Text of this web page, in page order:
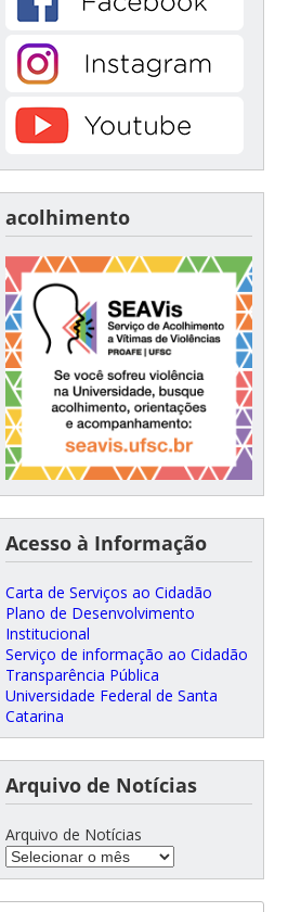
acolhimento
Acesso à Informação
Carta de Serviços ao Cidadão
Plano de Desenvolvimento
Institucional
Serviço de informação ao Cidadão
Transparência Pública
Universidade Federal de Santa
Catarina
Arquivo de Notícias
Arquivo de Notícias